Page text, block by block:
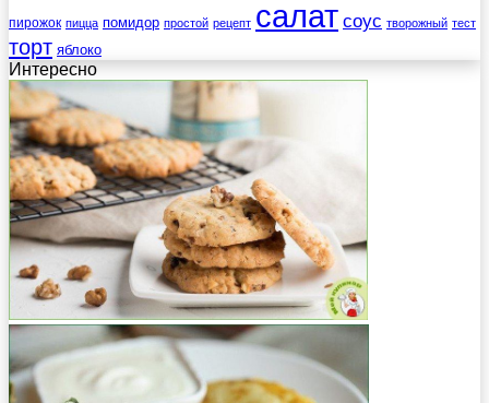
пирожок пицца помидор простой рецепт салат соус творожный тест
торт яблоко
Интересно